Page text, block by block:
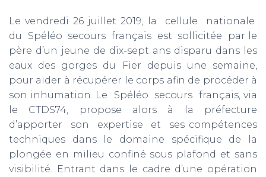
Le vendredi 26 juillet 2019, la cellule nationale
du Spéléo secours français est sollicitée par le
père d’un jeune de dix-sept ans disparu dans les
eaux des gorges du Fier depuis une semaine,
pour aider à récupérer le corps afin de procéder à
son inhumation. Le Spéléo secours français, via
le CTDS74, propose alors à la préfecture
d’apporter son expertise et ses compétences
techniques dans le domaine spécifique de la
plongée en milieu confiné sous plafond et sans
visibilité. Entrant dans le cadre d’une opération